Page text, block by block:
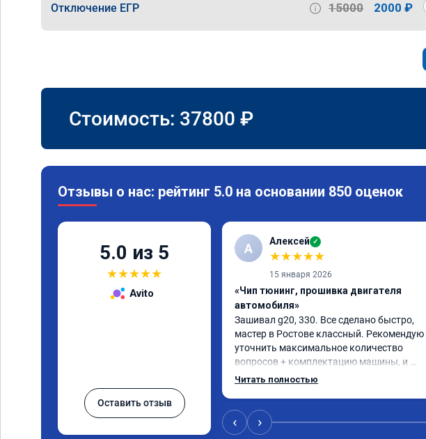
Отключение ЕГР 15000 2000 ₽
Стоимость: 37800 ₽
Отзывы о нас: рейтинг 5.0 на основании 850 оценок
5.0 из 5
★★★★★
Avito
Оставить отзыв
А Алексей ✓
★★★★★
15 января 2026
«Чип тюнинг, прошивка двигателя
автомобиля»
Зашивал g20, 330. Все сделано быстро,
мастер в Ростове классный. Рекомендую
уточнить максимальное количество
вопросов + комплектацию машины, и
какие допы ставить(карты, ограничитель
машина ехать бодрее стала, особенно 100-
200. 🤝🤝🤝🤝
Читать полностью
‹ ›